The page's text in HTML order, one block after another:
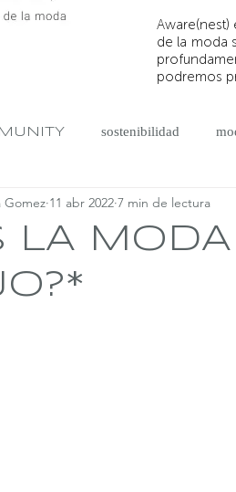
de la moda
podremos
sostenibilidad
LA
Gomez 11 abr 2022 7 min de lectura